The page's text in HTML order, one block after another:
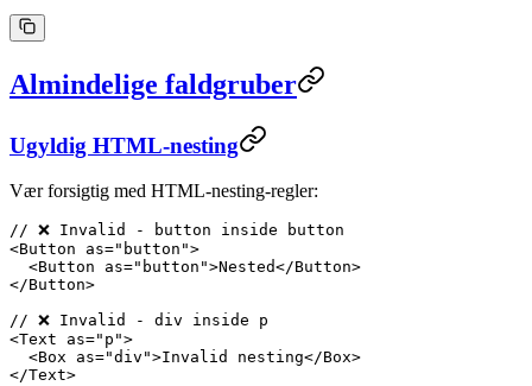
Almindelige faldgruber
Ugyldig HTML-nesting
Vær forsigtig med HTML-nesting-regler:
// ❌ Invalid - button inside button
<Button as="button">
  <
Button as="button">Nested</Button>
</Button>
// ❌ Invalid - div inside p
<Text as="p">
  <
Box as="div">Invalid nesting</Box>
</Text>